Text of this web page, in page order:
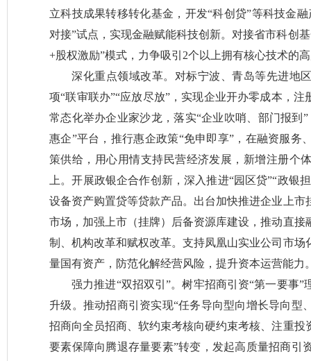
立科技成果转移转化基金，开发“科创贷”等科技金
对接”试点，实现金融赋能科技创新。对接省市科创
+股权激励”模式，力争吸引2个以上拥有核心技术的
深化重点领域改革。对标宁波、青岛等先进地
项“联审联办”“应放尽放”，实现企业开办零成本，
常态化举办企业家沙龙，落实“企业吹哨、部门报到
惠企”平台，推行惠企政策“免申即享”，在融资服务
策供给，用心用情支持民营经济发展，新增注册个
上。开展政银企合作创新，深入推进“园区贷”“政银
设备资产购置贷等贷款产品。出台加快推进企业上
市场，加强上市（挂牌）后备资源库建设，推动直
制、机构改革和赋权改革。支持凤凰山实业公司市
量国有资产，防范化解经营风险，提升资本运营能力
强力推进“双招双引”。树牢招商引资“第一要事
升级。推动招商引资实现“任务导向型向增长导向型
招商向全员招商、软约束考核向硬约束考核、注重
要素保障向腾退存量要素”转变，发起高质量招商引